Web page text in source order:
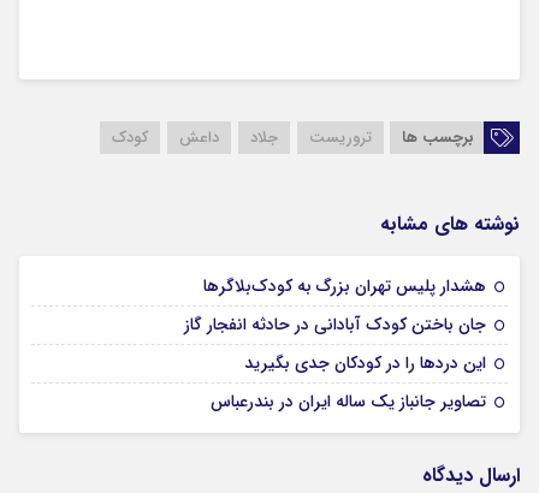
برچسب ها تروریست جلاد داعش کودک
نوشته های مشابه
هشدار پلیس تهران بزرگ به کودک‌بلاگرها
جان باختن کودک آبادانی در حادثه انفجار گاز
این درد‌ها را در کودکان جدی بگیرید
تصاویر جانباز یک ساله ایران در بندرعباس
ارسال دیدگاه